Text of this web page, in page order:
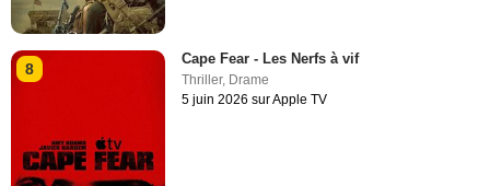
8
Cape Fear - Les Nerfs à vif
Thriller, Drame
5 juin 2026 sur Apple TV